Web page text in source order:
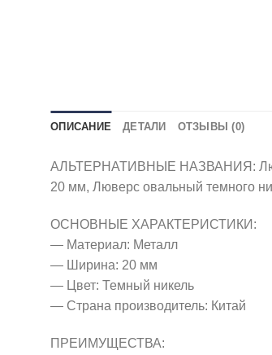
ОПИСАНИЕ ДЕТАЛИ ОТЗЫВЫ (0)
АЛЬТЕРНАТИВНЫЕ НАЗВАНИЯ:
20 мм, Люверс овальный темного
ОСНОВНЫЕ ХАРАКТЕРИСТИКИ:
— Материал: Металл
— Ширина: 20 мм
— Цвет: Темный никель
— Страна производитель: Китай
ПРЕИМУЩЕСТВА: